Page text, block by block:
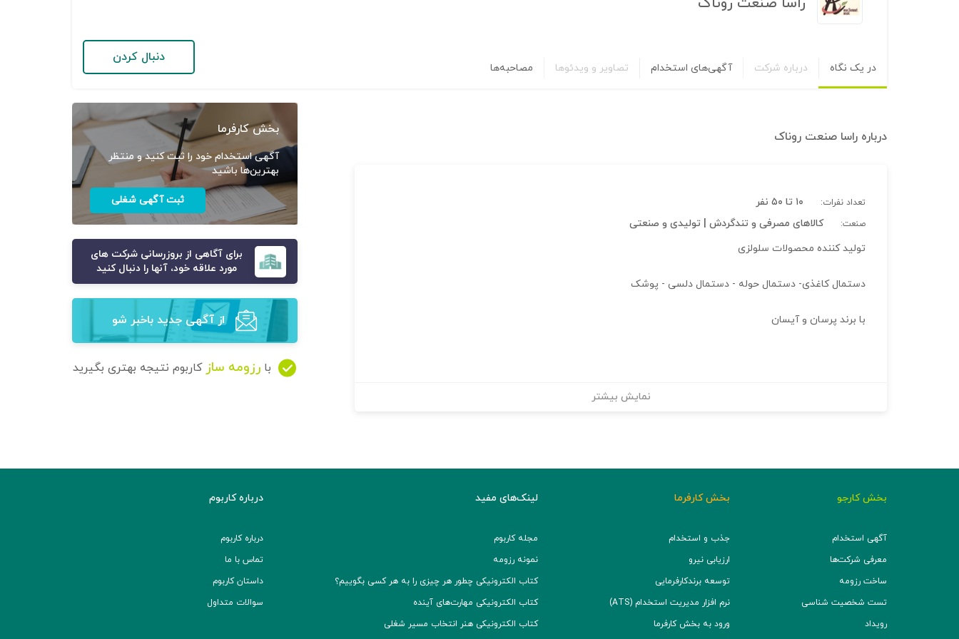
در یک نگاه درباره شرکت آگهی‌های استخدام تصاویر و ویدئوها مصاحبه‌ها
دنبال کردن
درباره راسا صنعت روناک
تعداد نفرات: ۱۰ تا ۵۰ نفر
صنعت:
کالاهای مصرفی و تندگردش | تولیدی و صنعتی
تولید کننده محصولات سلولزی
دستمال کاغذی- دستمال حوله - دستمال دلسی - پوشک
با برند پرسان و آیسان
نمایش بیشتر
بخش کارفرما
آگهی استخدام خود را ثبت کنید و منتظر
بهترین‌ها باشید
ثبت آگهی شغلی
برای آگاهی از بروزرسانی شرکت های
مورد علاقه خود، آنها را دنبال کنید
از آگهی‌ جدید باخبر شو
با رزومه ساز کاربوم نتیجه بهتری بگیرید
بخش کارجو
آگهی استخدام
معرفی شرکت‌ها
ساخت رزومه
تست شخصیت شناسی
رویداد
بخش کارفرما
جذب و استخدام
ارزیابی نیرو
توسعه برند‌کارفرمایی
نرم افزار مدیریت استخدام (ATS)
ورود به بخش کارفرما
لینک‌های مفید
مجله کاربوم
نمونه رزومه
کتاب الکترونیکی چطور هر چیزی را به هر کسی بگوییم؟
کتاب الکترونیکی مهارت‌های آینده
کتاب الکترونیکی هنر انتخاب مسیر شغلی
درباره کاربوم
درباره کاربوم
تماس با ما
داستان کاربوم
سوالات متداول